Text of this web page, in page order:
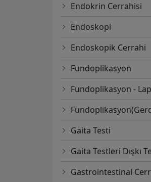
Endokrin Cerrahisi
Endoskopi
Endoskopik Cerrahi
Fundoplikasyon
Fundoplikasyon -
Gaita Testi
Gaita Testleri Dışkı
Gastrointestinal